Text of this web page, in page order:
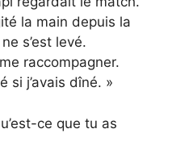
la main depuis la
s’est levé.
raccompagner.
si j’avais dîné. »
ce que tu as